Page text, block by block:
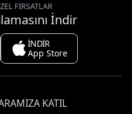
FIRSATLAR
İndir
İNDİR
App Store
KATIL